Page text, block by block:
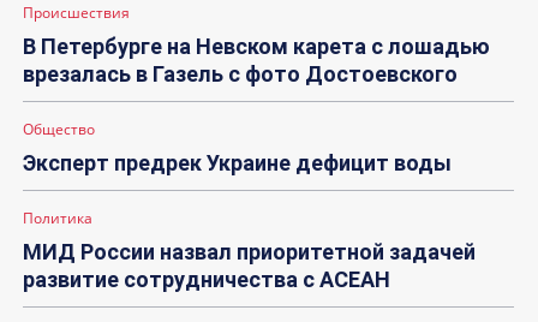
Происшествия
В Петербурге на Невском карета с лошадью
врезалась в Газель с фото Достоевского
Общество
Эксперт предрек Украине дефицит воды
Политика
МИД России назвал приоритетной задачей
развитие сотрудничества с АСЕАН